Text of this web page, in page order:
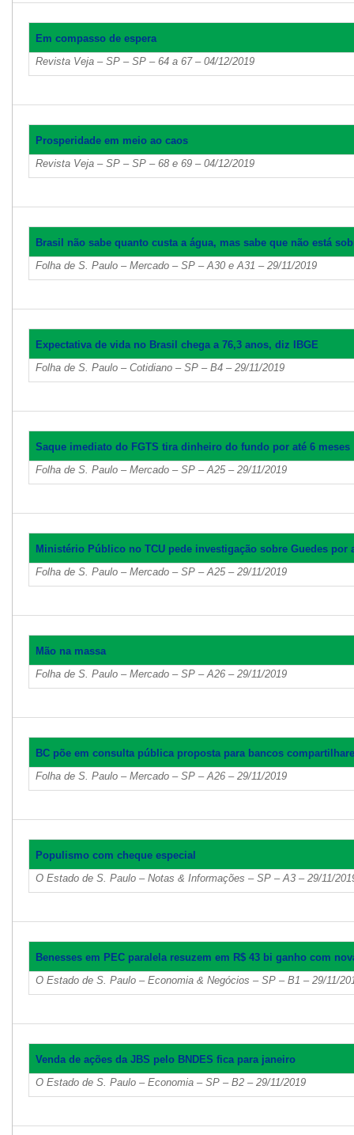
Em compasso de espera
Revista Veja – SP – SP – 64 a 67 – 04/12/2019
Prosperidade em meio ao caos
Revista Veja – SP – SP – 68 e 69 – 04/12/2019
Brasil não sabe quanto custa a água, mas sabe que não está
Folha de S. Paulo – Mercado – SP – A30 e A31 – 29/11/2019
Expectativa de vida no Brasil chega a 76,3 anos, diz IBGE
Folha de S. Paulo – Cotidiano – SP – B4 – 29/11/2019
Saque imediato do FGTS tira dinheiro do fundo por até 6 meses
Folha de S. Paulo – Mercado – SP – A25 – 29/11/2019
Ministério Público no TCU pede investigação sobre Guedes por
Folha de S. Paulo – Mercado – SP – A25 – 29/11/2019
Mão na massa
Folha de S. Paulo – Mercado – SP – A26 – 29/11/2019
BC põe em consulta pública proposta para bancos
Folha de S. Paulo – Mercado – SP – A26 – 29/11/2019
Populismo com cheque especial
O Estado de S. Paulo – Notas & Informações – SP – A3 – 29/11/
Benesses em PEC paralela resuzem em R$ 43 bi ganho com
O Estado de S. Paulo – Economia & Negócios – SP – B1 – 29/11/
Venda de ações da JBS pelo BNDES fica para janeiro
O Estado de S. Paulo – Economia – SP – B2 – 29/11/2019